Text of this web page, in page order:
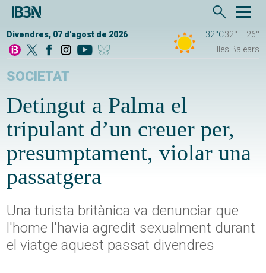
Divendres, 07 d'agost de 2026 32°C32°
26°
Illes Balears
SOCIETAT
Detingut a Palma el
tripulant d’un creuer per,
presumptament, violar una
passatgera
Una turista britànica va denunciar que
l'home l'havia agredit sexualment durant
el viatge aquest passat divendres